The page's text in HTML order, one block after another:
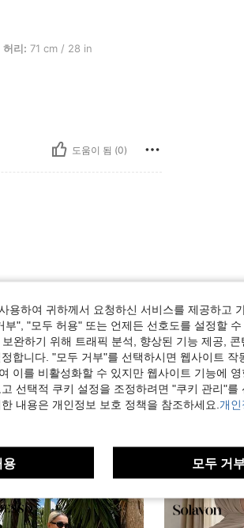
엉덩이: 95 cm / 37 in, 색: 녹색, 사이즈: L
허리: 71 cm / 28 in
도움이 됨 (0)
도움이 됨 (0)
용하여 귀하께서 요청하신 서비스를 제공하고
", "모두 허용" 또는 언제든 선호도를 설정할
완하기 위해 트래픽 분석, 향상된 기능 제공, 콘
합니다. "모두 거부"를 선택하시면 웹사이트 작
이를 비활성화할 수 있지만 웹사이트 기능에
선택적 쿠키 설정을 조정하려면 "쿠키 관리"를
내용은 개인정보 보호 정책을 참조하세요. 개
용 모두 거